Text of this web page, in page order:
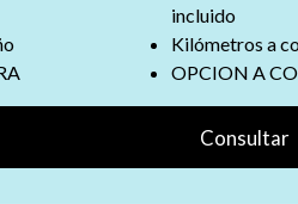
incluido
Kilómetros a
OPCION A
Consultar